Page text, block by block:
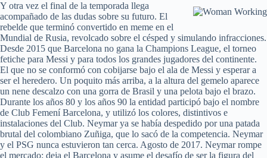
e
n
i
d
o
Y otra vez el final de la temporada llega
acompañado de las dudas sobre su futuro. El
rebelde que terminó convertido en meme en el
Mundial de Rusia, revolcado sobre el césped y simulando infracciones.
Desde 2015 que Barcelona no gana la Champions League, el torneo
fetiche para Messi y para todos los grandes jugadores del continente.
El que no se conformó con cobijarse bajo el ala de Messi y esperar a
ser el heredero. Un poquito más arriba, a la altura del gemelo aparece
un nene descalzo con una gorra de Brasil y una pelota bajo el brazo.
Durante los años 80 y los años 90 la entidad participó bajo el nombre
de Club Femení Barcelona, y utilizó los colores, distintivos e
instalaciones del Club. Neymar ya se había despedido por una patada
brutal del colombiano Zuñiga, que lo sacó de la competencia. Neymar
y el PSG nunca estuvieron tan cerca. Agosto de 2017. Neymar rompe
el mercado: deja el Barcelona y asume el desafío de ser la figura del